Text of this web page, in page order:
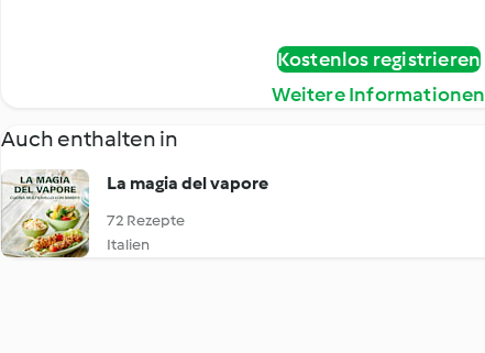
Kostenlos registrieren
Weitere Informationen
Auch enthalten in
La magia del vapore
72 Rezepte
Italien